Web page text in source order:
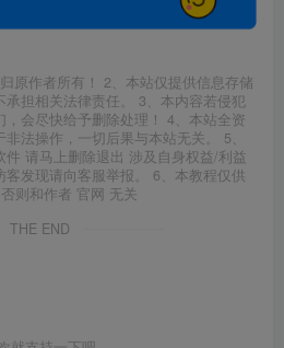
原作者所有！ 2、本站仅提供信息存储
担相关法律责任。 3、本内容若侵犯
会尽快给予删除处理！ 4、本站全资
法操作，一切后果与本站无关。 5、
件 请马上删除退出 涉及自身权益/利益
发现请向客服举报。 6、本教程仅供
则和作者 官网 无关
THE END